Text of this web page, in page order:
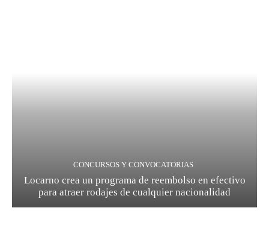
CONCURSOS Y CONVOCATORIAS
Locarno crea un programa de reembolso en efectivo
para atraer rodajes de cualquier nacionalidad